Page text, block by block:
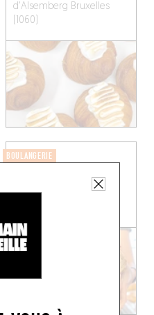
d'Alsemberg Bruxelles
(1060)
BOULANGERIE
Rue de Mérode 100